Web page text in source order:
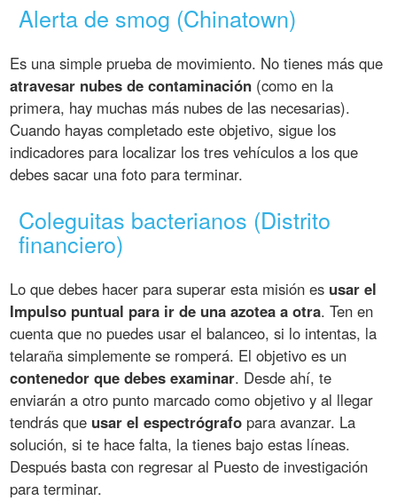
Alerta de smog (Chinatown)
Es una simple prueba de movimiento. No tienes más que
atravesar nubes de contaminación (como en la
primera, hay muchas más nubes de las necesarias).
Cuando hayas completado este objetivo, sigue los
indicadores para localizar los tres vehículos a los que
debes sacar una foto para terminar.
Coleguitas bacterianos (Distrito
financiero)
Lo que debes hacer para superar esta misión es usar el
Impulso puntual para ir de una azotea a otra. Ten en
cuenta que no puedes usar el balanceo, si lo intentas, la
telaraña simplemente se romperá. El objetivo es un
contenedor que debes examinar. Desde ahí, te
enviarán a otro punto marcado como objetivo y al llegar
tendrás que usar el espectrógrafo para avanzar. La
solución, si te hace falta, la tienes bajo estas líneas.
Después basta con regresar al Puesto de investigación
para terminar.